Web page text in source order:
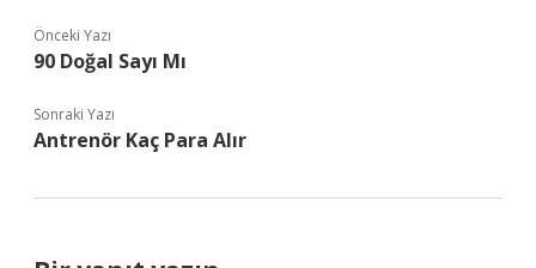
Önceki Yazı
90 Doğal Sayı Mı
Sonraki Yazı
Antrenör Kaç Para Alır